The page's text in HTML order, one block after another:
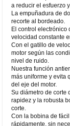
a reducir el esfuerzo
La empuñadura de
recorte al bordeado.
El control electrónico
velocidad constante
Con el gatillo de
motor según las
nivel de ruido.
Nuestra función
más uniforme y evita
del eje del motor.
Su diámetro de corte
rapidez y la robusta
corte.
Con la bobina de
rápidamente, sin